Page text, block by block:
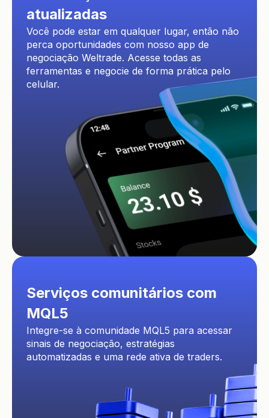
atualizadas
Você pode estar em qualquer lugar, então não
perca oportunidades com nosso app de
negociação Weltrade. Acesse todas as
ferramentas e negocie de forma prática pelo
celular.
Serviços comunitários com
MQL5
Integre-se à comunidade MQL5 para acessar
sinais de negociação, estratégias
automatizadas e uma rede ativa de traders.